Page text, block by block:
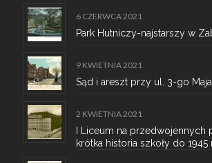
6 CZERWCA 2021
Park Hutniczy-najstarszy w
9 KWIETNIA 2021
Sąd i areszt przy ul. 3-go Maja
2 KWIETNIA 2021
I Liceum na przedwojennych
krótka historia szkoły do 1945